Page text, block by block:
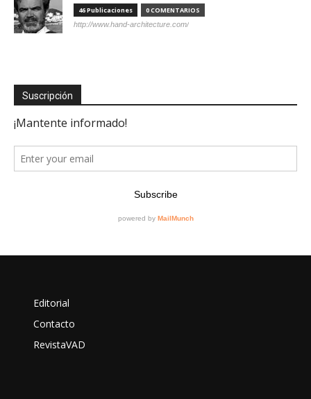
46 Publicaciones 0 COMENTARIOS
http://www.hand-architecture.com/
Suscripción
Editorial
Contacto
RevistaVAD